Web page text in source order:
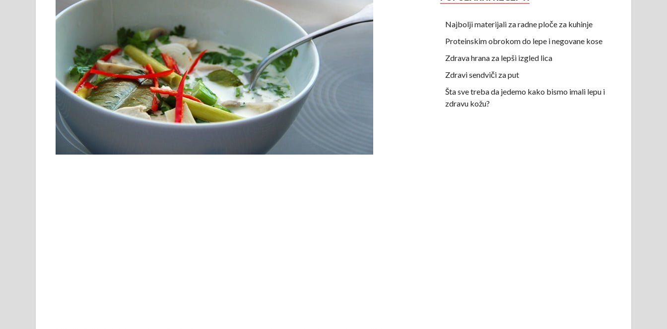
Najbolji materijali za radne ploče za kuhinje
Proteinskim obrokom do lepe i negovane kose
Zdrava hrana za lepši izgled lica
Zdravi sendviči za put
Šta sve treba da jedemo kako bismo imali lepu i
zdravu kožu?